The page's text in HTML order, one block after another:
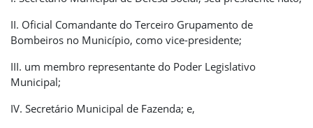
II. Oficial Comandante do Terceiro Grupamento de
Bombeiros no Município, como vice-presidente;
III. um membro representante do Poder Legislativo
Municipal;
IV. Secretário Municipal de Fazenda; e,